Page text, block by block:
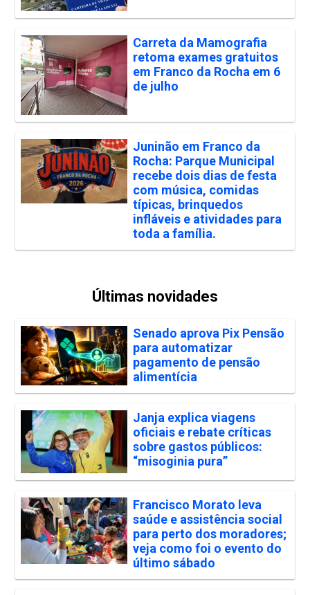
Carreta da Mamografia
retoma exames gratuitos
em Franco da Rocha em 6
de julho
Juninão em Franco da
Rocha: Parque Municipal
recebe dois dias de festa
com música, comidas
típicas, brinquedos
infláveis e atividades para
toda a família.
Últimas novidades
Senado aprova Pix Pensão
para automatizar
pagamento de pensão
alimentícia
Janja explica viagens
oficiais e rebate críticas
sobre gastos públicos:
“misoginia pura”
Francisco Morato leva
saúde e assistência social
para perto dos moradores;
veja como foi o evento do
último sábado